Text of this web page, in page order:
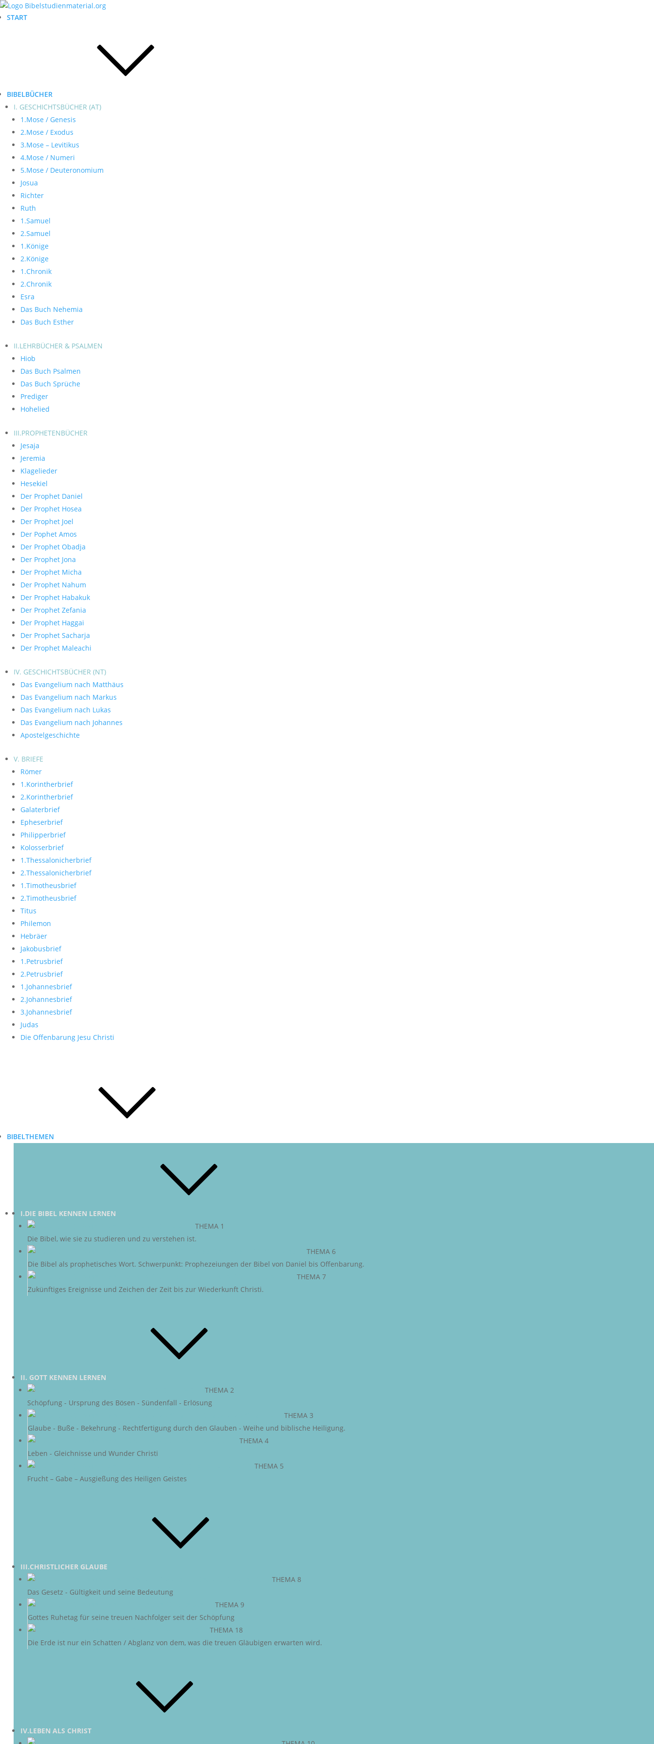
START
BIBELBÜCHER
I. GESCHICHTSBÜCHER (AT)
1.Mose / Genesis
2.Mose / Exodus
3.Mose – Levitikus
4.Mose / Numeri
5.Mose / Deuteronomium
Josua
Richter
Ruth
1.Samuel
2.Samuel
1.Könige
2.Könige
1.Chronik
2.Chronik
Esra
Das Buch Nehemia
Das Buch Esther
II.LEHRBÜCHER & PSALMEN
Hiob
Das Buch Psalmen
Das Buch Sprüche
Prediger
Hohelied
III.PROPHETENBÜCHER
Jesaja
Jeremia
Klagelieder
Hesekiel
Der Prophet Daniel
Der Prophet Hosea
Der Prophet Joel
Der Pophet Amos
Der Prophet Obadja
Der Prophet Jona
Der Prophet Micha
Der Prophet Nahum
Der Prophet Habakuk
Der Prophet Zefania
Der Prophet Haggai
Der Prophet Sacharja
Der Prophet Maleachi
IV. GESCHICHTSBÜCHER (NT)
Das Evangelium nach Matthäus
Das Evangelium nach Markus
Das Evangelium nach Lukas
Das Evangelium nach Johannes
Apostelgeschichte
V. BRIEFE
Römer
1.Korintherbrief
2.Korintherbrief
Galaterbrief
Epheserbrief
Philipperbrief
Kolosserbrief
1.Thessalonicherbrief
2.Thessalonicherbrief
1.Timotheusbrief
2.Timotheusbrief
Titus
Philemon
Hebräer
Jakobusbrief
1.Petrusbrief
2.Petrusbrief
1.Johannesbrief
2.Johannesbrief
3.Johannesbrief
Judas
Die Offenbarung Jesu Christi
BIBELTHEMEN
I.DIE BIBEL KENNEN LERNEN
THEMA 1
Die Bibel, wie sie zu studieren und zu verstehen ist.
THEMA 6
Die Bibel als prophetisches Wort. Schwerpunkt: Prophezeiungen der Bibel von Daniel bis Offenbarung.
THEMA 7
Zukünftiges Ereignisse und Zeichen der Zeit bis zur Wiederkunft Christi.
II. GOTT KENNEN LERNEN
THEMA 2
Schöpfung - Ursprung des Bösen - Sündenfall - Erlösung
THEMA 3
Glaube - Buße - Bekehrung - Rechtfertigung durch den Glauben - Weihe und biblische Heiligung.
THEMA 4
Leben - Gleichnisse und Wunder Christi
THEMA 5
Frucht – Gabe – Ausgießung des Heiligen Geistes
III.CHRISTLICHER GLAUBE
THEMA 8
Das Gesetz - Gültigkeit und seine Bedeutung
THEMA 9
Gottes Ruhetag für seine treuen Nachfolger seit der Schöpfung
THEMA 18
Die Erde ist nur ein Schatten / Abglanz von dem, was die treuen Gläubigen erwarten wird.
IV.LEBEN ALS CHRIST